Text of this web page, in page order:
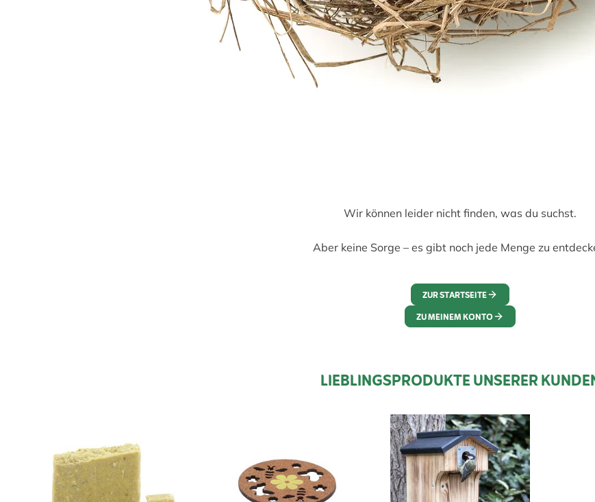
Wir können leider nicht finden, was du suchst.
Aber keine Sorge – es gibt noch jede Menge zu
ZUR STARTSEITE
ZU MEINEM KONTO
LIEBLINGSPRODUKTE UNSERER